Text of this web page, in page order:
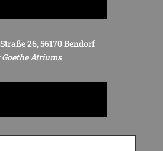
26, 56170 Bendorf
Atriums